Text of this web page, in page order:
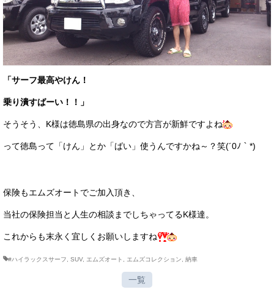
「サーフ最高やけん！
乗り潰すばーい！！」
そうそう、K様は徳島県の出身なので方言が新鮮ですよね
って徳島って「けん」とか「ばい」使うんですかね～？笑(´0ﾉ｀*)
保険もエムズオートでご加入頂き、
当社の保険担当と人生の相談までしちゃってるK様達。
これからも末永く宜しくお願いしますね
#ハイラックスサーフ SUV, エムズオート エムズコレクション 納車
一覧